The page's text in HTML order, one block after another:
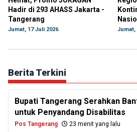
Hadir di 293 AHASS Jakarta -
Tangerang
Jumat, 17 Juli 2026 Jumat,
Berita Terkini
Bupati Tangerang Serahkan
untuk Penyandang Disabilitas
Pos Tangerang 23 menit yang lalu